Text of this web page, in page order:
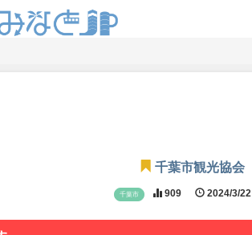
千葉市観光協会
千葉市 909 2024/3/22